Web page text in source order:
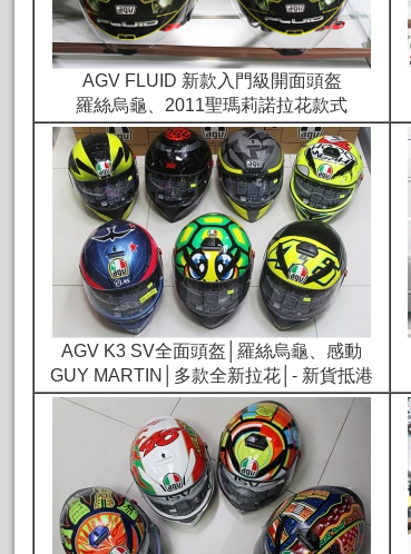
AGV FLUID 新款入門級開面頭盔
羅絲烏龜、2011聖瑪莉諾拉花款式
AGV K3 SV全面頭盔│羅絲烏龜、感動
GUY MARTIN│多款全新拉花│- 新貨抵港